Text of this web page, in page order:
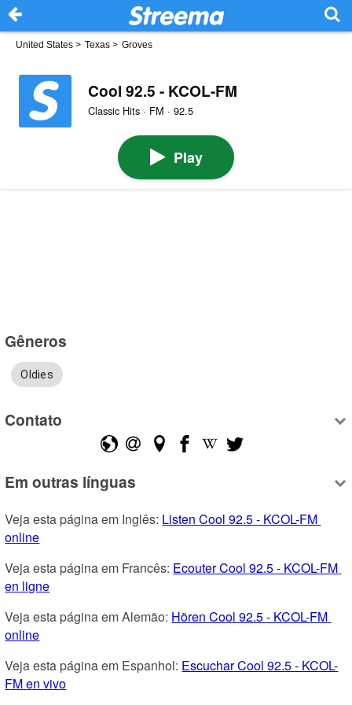
United States > Texas > Groves
Cool 92.5 - KCOL-FM
Classic Hits · FM · 92.5
Play
Gêneros
Oldies
Contato
Em outras línguas
Veja esta página em Inglês: Listen Cool 92.5 - KCOL-FM
online
Veja esta página em Francês: Ecouter Cool 92.5 - KCOL-FM
en ligne
Veja esta página em Alemão: Hören Cool 92.5 - KCOL-FM
online
Veja esta página em Espanhol: Escuchar Cool 92.5 - KCOL-
FM en vivo